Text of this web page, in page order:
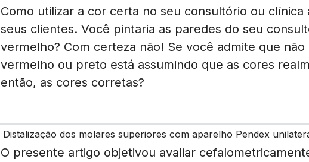
Como utilizar a cor certa no seu consultório ou
seus clientes. Você pintaria as paredes do seu
vermelho? Com certeza não! Se você admite que
vermelho ou preto está assumindo que as cores
então, as cores corretas?
Distalização dos molares superiores com aparelho Pendex
O presente artigo objetivou avaliar